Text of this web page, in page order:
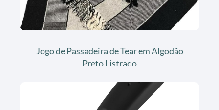
Jogo de Passadeira de Tear em Algodão
Preto Listrado